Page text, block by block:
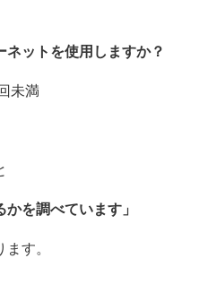
ットを使用しますか？
未満
を調べています」
す。